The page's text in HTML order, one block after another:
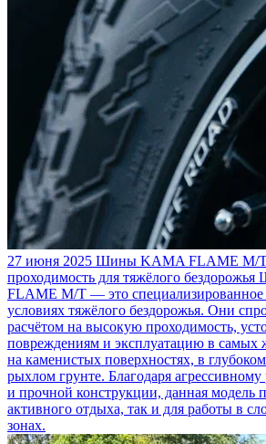
27 июня 2025 Шины KAMA FLAME M/T:
проходимость для тяжёлого бездорожья
FLAME M/T — это специализированное
условиях тяжёлого бездорожья. Они
расчётом на высокую проходимость,
повреждениям и эксплуатацию в самых
на каменистых поверхностях, в глубоком
рыхлом грунте. Благодаря агрессивному
и прочной конструкции, данная модель
активного отдыха, так и для работы в
зонах.